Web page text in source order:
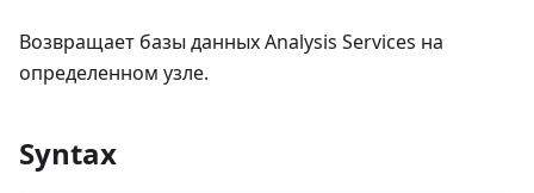
Возвращает базы данных Analysis Services на
определенном узле.
Syntax